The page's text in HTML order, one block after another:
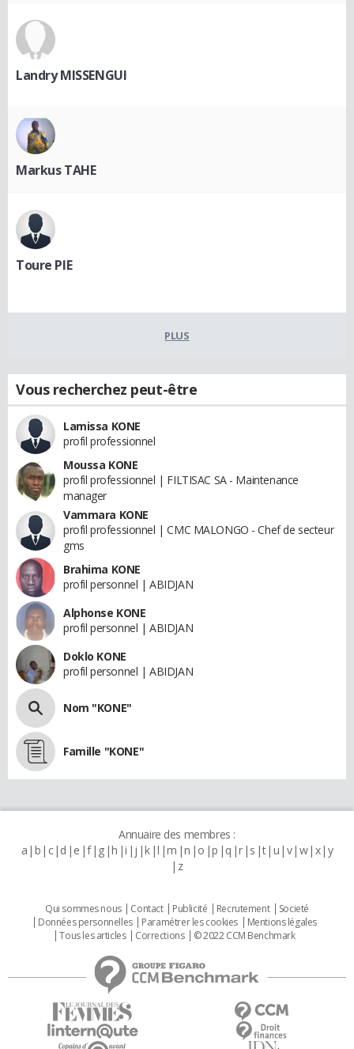
Landry MISSENGUI
Markus TAHE
Toure PIE
PLUS
Vous recherchez peut-être
Lamissa KONE
profil professionnel
Moussa KONE
profil professionnel | FILTISAC SA - Maintenance
manager
Vammara KONE
profil professionnel | CMC MALONGO - Chef de secteur
gms
Brahima KONE
profil personnel | ABIDJAN
Alphonse KONE
profil personnel | ABIDJAN
Doklo KONE
profil personnel | ABIDJAN
Nom "KONE"
Famille "KONE"
Annuaire des membres :
a b c d e f g h i j k l m n o p q r s t u v w x y
z
Qui sommes nous Contact Publicité Recrutement
Societé
Données personnelles
Paramétrer les cookies
Mentions légales
Tous les articles
Corrections © 2022 CCM Benchmark